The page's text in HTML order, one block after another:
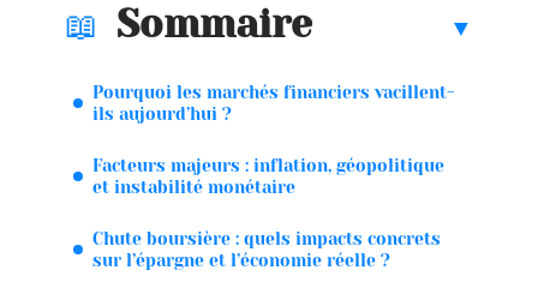
Sommaire
Pourquoi les marchés financiers vacillent-
ils aujourd’hui ?
Facteurs majeurs : inflation, géopolitique
et instabilité monétaire
Chute boursière : quels impacts concrets
sur l’épargne et l’économie réelle ?